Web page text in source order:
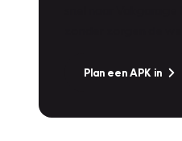
Plan een APK in